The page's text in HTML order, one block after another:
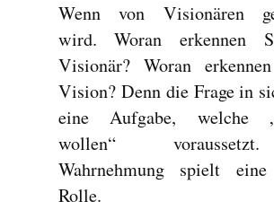
Wenn von Visionären
wird. Woran erkennen
Visionär? Woran
Vision? Denn die Frage in
eine Aufgabe, welche
wollen“
Wahrnehmung spielt eine
Rolle.